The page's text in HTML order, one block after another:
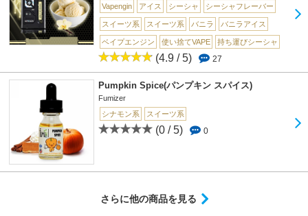
Vapengin
アイス シーシャ シーシャフレーバー
スイーツ系 スイーツ系 バニラ バニラアイス
ベイプエンジン 使い捨てVAPE 持ち運びシーシャ
(4.9 / 5) 27
Pumpkin Spice(パンプキン スパイス)
Fumizer
シナモン系
スイーツ系
(0 / 5) 0
さらに他の商品を見る